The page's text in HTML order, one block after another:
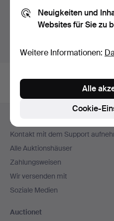
Sie suchen in unserem
Auktionen.
Navigation
Hilfe und Kontakt
Kontakt mit dem Support
Alle Auktionshäuser
Zahlungsweisen
Wir versenden mit
Soziale Medien
Auctionet
Neuigkeiten und
Websites für Sie zu
Weitere Informationen:
Cookie-
Alle